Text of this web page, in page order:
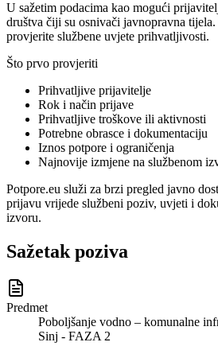
U sažetim podacima kao mogući
društva čiji su osnivači javnopravna tijela
provjerite službene uvjete prihvatljivosti.
Što prvo provjeriti
Prihvatljive prijavitelje
Rok i način prijave
Prihvatljive troškove ili aktivnosti
Potrebne obrasce i dokumentaciju
Iznos potpore i ograničenja
Najnovije izmjene na službenom
Potpore.eu služi za brzi pregled javno
prijavu vrijede službeni poziv, uvjeti i
izvoru.
Sažetak poziva
Predmet
Poboljšanje vodno – komunalne
Sinj - FAZA 2